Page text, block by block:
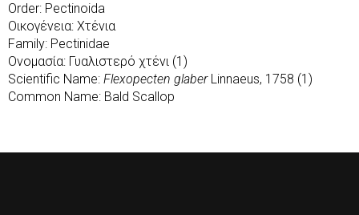
Order: Pectinoida
Οικογένεια: Χτένια
Family: Pectinidae
Ονομασία: Γυαλιστερό χτένι (1)
Scientific Name: Flexopecten glaber Linnaeus, 1758 (1)
Common Name: Bald Scallop